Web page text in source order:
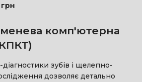
комп'ютерна
зубів і щелепно-
дозволяє детально